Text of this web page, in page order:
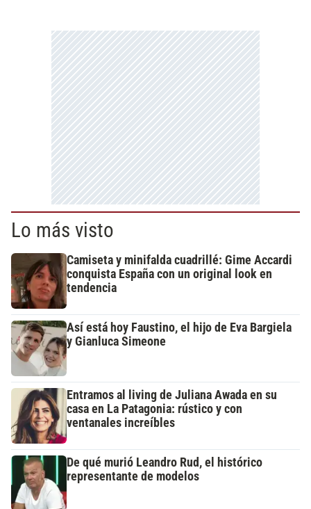
Lo más visto
Camiseta y minifalda cuadrillé: Gime Accardi
conquista España con un original look en
tendencia
Así está hoy Faustino, el hijo de Eva Bargiela
y Gianluca Simeone
Entramos al living de Juliana Awada en su
casa en La Patagonia: rústico y con
ventanales increíbles
De qué murió Leandro Rud, el histórico
representante de modelos